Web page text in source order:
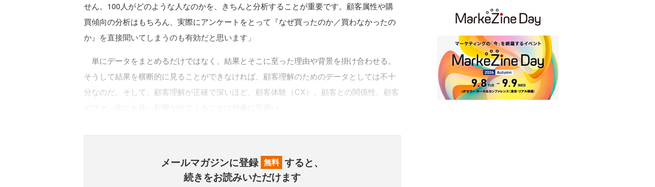
せん。100人がどのような人なのかを、きちんと分析することが重要です。顧客属性や購
買傾向の分析はもちろん、実際にアンケートをとって『なぜ買ったのか／買わなかったの
か』を直接聞いてしまうのも有効だと思います」
単にデータをまとめるだけではなく、結果とそこに至った理由や背景を掛け合わせる。
そうして結果を横断的に見ることができなければ、顧客理解のためのデータとしては不十
分なのだ。そして、顧客理解が正確で深いほど、顧客体験（CX）、顧客との関係性、顧客
メールマガジンに登録 無料 すると、
続きをお読みいただけます